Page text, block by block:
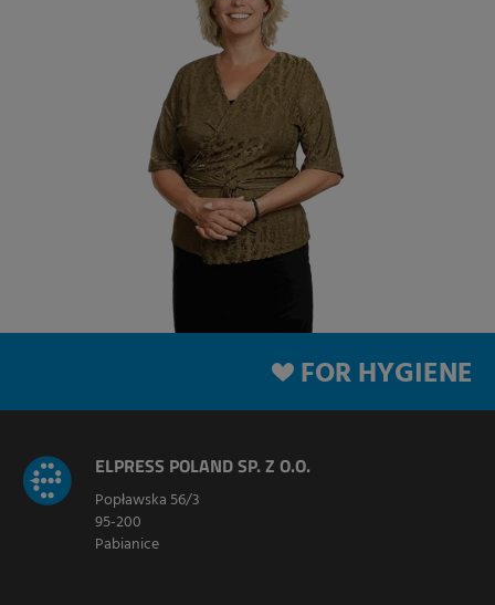
FOR HYGIENE
ELPRESS POLAND SP. Z O.O.
Popławska 56/3
95-200
Pabianice